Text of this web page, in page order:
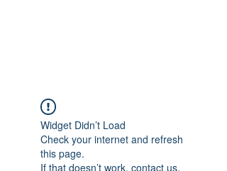
Widget Didn’t Load
Check your internet and refresh
this page.
If that doesn’t work, contact us.